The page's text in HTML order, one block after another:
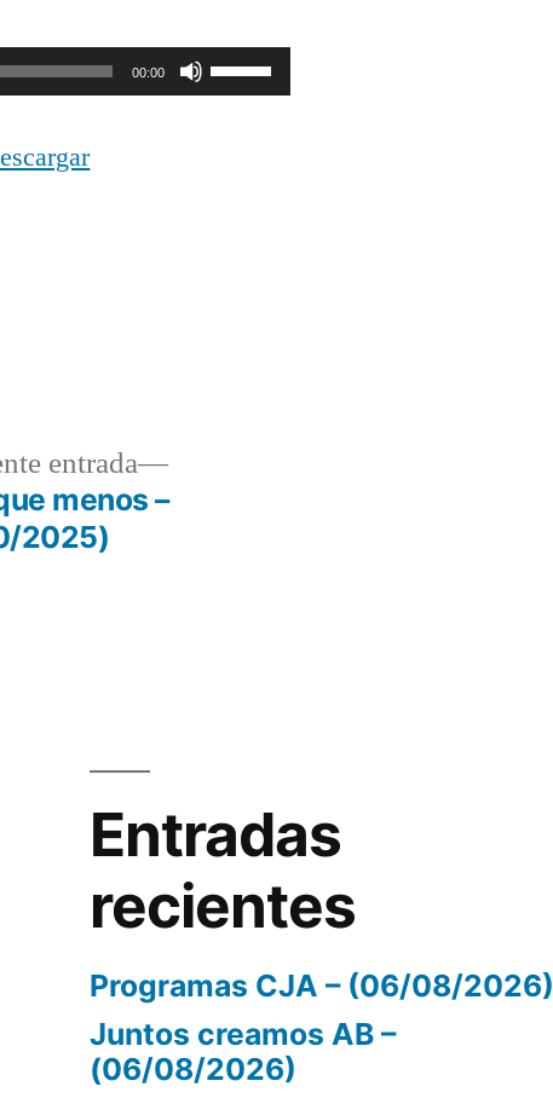
00:00
Utiliza
entrada
Siguiente
entrada:
menos –
2025)
Entradas
recientes
Programas CJA – (06/08/2026)
Juntos creamos AB –
(06/08/2026)